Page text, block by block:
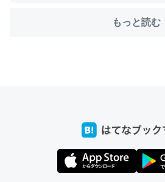
コミュニケーションが劇的に変化した｜
もっと読む